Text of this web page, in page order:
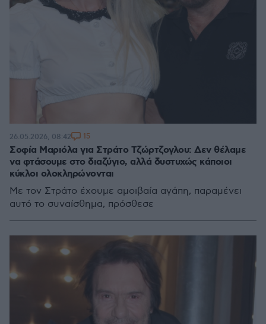
Σοφία Μαριόλα για Στράτο Τζώρτζογλου: Δεν θέλαμε
να φτάσουμε στο διαζύγιο, αλλά δυστυχώς κάποιοι
κύκλοι ολοκληρώνονται
Με τον Στράτο έχουμε αμοιβαία αγάπη, παραμένει
αυτό το συναίσθημα, πρόσθεσε
26.05.2026, 08:42 15